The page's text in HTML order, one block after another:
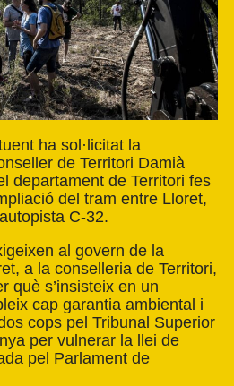
ha sol·licitat la
de Territori Damià
departament de Territori fes
del tram entre Lloret,
C-32.
al govern de la
a la conselleria de Territori,
què s’insisteix en un
cap garantia ambiental i
cops pel Tribunal Superior
per vulnerar la llei de
pel Parlament de